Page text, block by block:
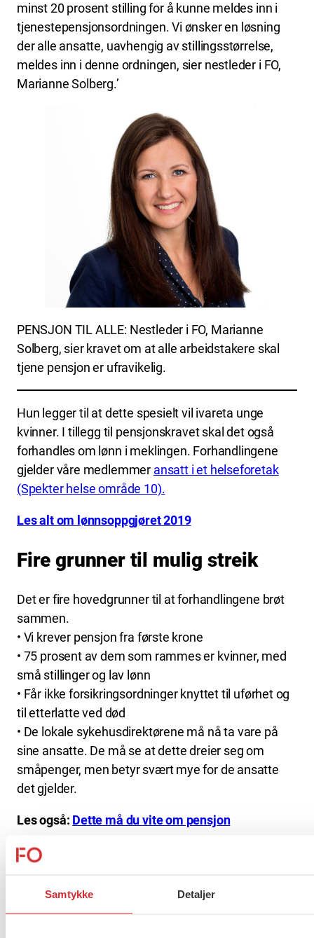
Samtykke Detaljer
minst 20 prosent stilling for å kunne meldes inn i
tjenestepensjonsordningen. Vi ønsker en løsning
der alle ansatte, uavhengig av stillingsstørrelse,
meldes inn i denne ordningen, sier nestleder i FO,
Marianne Solberg.’
PENSJON TIL ALLE: Nestleder i FO, Marianne
Solberg, sier kravet om at alle arbeidstakere skal
tjene pensjon er ufravikelig.
Hun legger til at dette spesielt vil ivareta unge
kvinner. I tillegg til pensjonskravet skal det også
forhandles om lønn i meklingen. Forhandlingene
gjelder våre medlemmer ansatt i et helseforetak
(Spekter helse område 10).
Les alt om lønnsoppgjøret 2019
Fire grunner til mulig streik
Det er fire hovedgrunner til at forhandlingene brøt
sammen.
• Vi krever pensjon fra første krone
• 75 prosent av dem som rammes er kvinner, med
små stillinger og lav lønn
• Får ikke forsikringsordninger knyttet til uførhet og
til etterlatte ved død
• De lokale sykehusdirektørene må nå ta vare på
sine ansatte. De må se at dette dreier seg om
småpenger, men betyr svært mye for de ansatte
det gjelder.
Les også: Dette må du vite om pensjon
Gjelder FO og Fagforbundets
medlemmer